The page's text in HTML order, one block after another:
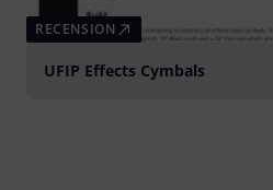
RECENSION
UFIP Effects Cymbals